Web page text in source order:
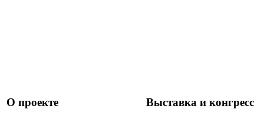
О проекте Выставка и конгресс